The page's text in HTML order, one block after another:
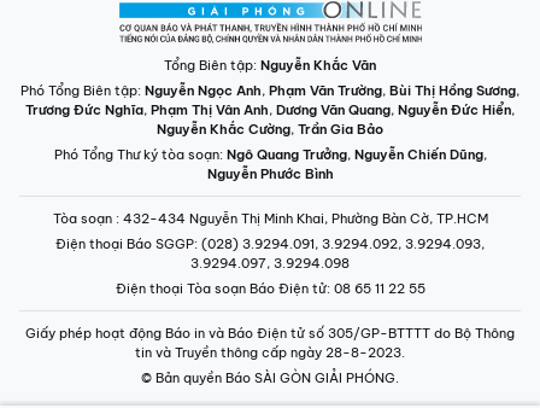
Tổng Biên tập: Nguyễn Khắc Văn
Phó Tổng Biên tập: Nguyễn Ngọc Anh, Phạm Văn Trường, Bùi Thị Hồng Sương,
Trương Đức Nghĩa, Phạm Thị Vân Anh, Dương Văn Quang, Nguyễn Đức Hiển,
Nguyễn Khắc Cường, Trần Gia Bảo
Phó Tổng Thư ký tòa soạn: Ngô Quang Trưởng, Nguyễn Chiến Dũng,
Nguyễn Phước Bình
Tòa soạn : 432-434 Nguyễn Thị Minh Khai, Phường Bàn Cờ, TP.HCM
Điện thoại Báo SGGP: (028) 3.9294.091, 3.9294.092, 3.9294.093,
3.9294.097, 3.9294.098
Điện thoại Tòa soạn Báo Điện tử: 08 65 11 22 55
Giấy phép hoạt động Báo in và Báo Điện tử số 305/GP-BTTTT do Bộ Thông
tin và Truyền thông cấp ngày 28-8-2023.
© Bản quyền Báo SÀI GÒN GIẢI PHÓNG.